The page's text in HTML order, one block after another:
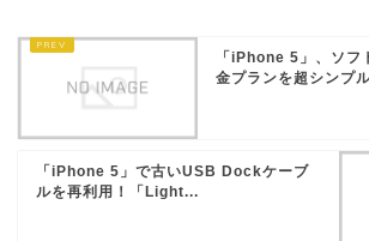
「iPhone 5」、ソフ
金プランを超シンプ
「iPhone 5」で古いUSB Dockケーブ
ルを再利用！「Light...